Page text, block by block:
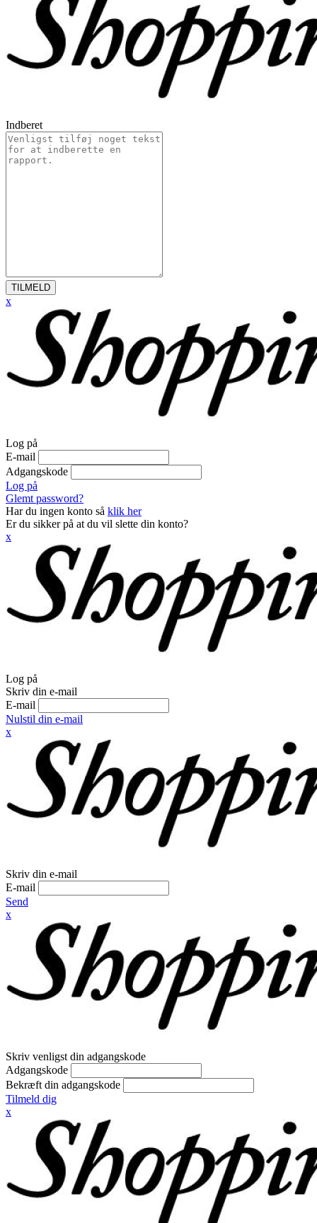
Indberet
TILMELD
x
Log på
E-mail
Adgangskode
Log på
Glemt password?
Har du ingen konto så klik her
Er du sikker på at du vil slette din konto?
x
Log på
Skriv din e-mail
E-mail
Nulstil din e-mail
x
Skriv din e-mail
E-mail
Send
x
Skriv venligst din adgangskode
Adgangskode
Bekræft din adgangskode
Tilmeld dig
x